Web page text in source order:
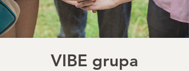
VIBE grupa